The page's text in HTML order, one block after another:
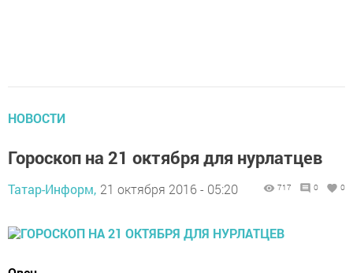
НОВОСТИ
Гороскоп на 21 октября для нурлатцев
Татар-Информ, 21 октября 2016 - 05:20 717 0 0